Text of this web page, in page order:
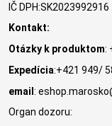
IČ DPH:SK2023992916
Kontakt:
Otázky k produktom:
Expedícia:+421 949/
email:
Organ dozoru: